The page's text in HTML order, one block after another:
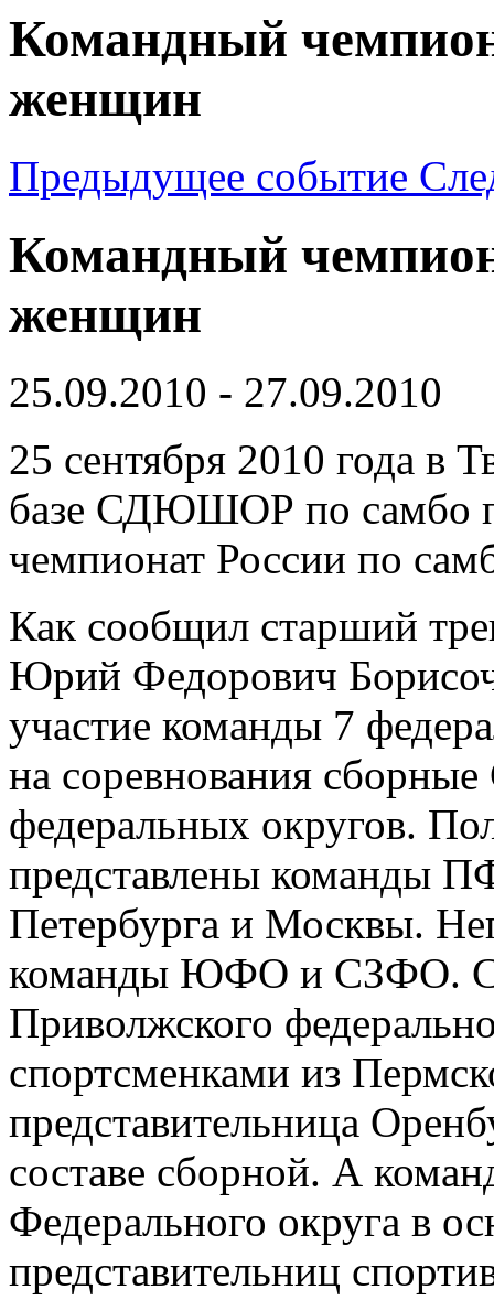
Командный
женщин
Предыдущее событие
Командный
женщин
25.09.2010 - 27.09.2010
25 сентября 2010 года в
базе СДЮШОР по самбо
чемпионат России по
Как сообщил старший
Юрий Федорович
участие команды 7
на соревнования
федеральных округов.
представлены
Петербурга и Москвы.
команды ЮФО и СЗФО.
Приволжского
спортсменками из
представительница
составе сборной. А
Федерального округа в
представительниц